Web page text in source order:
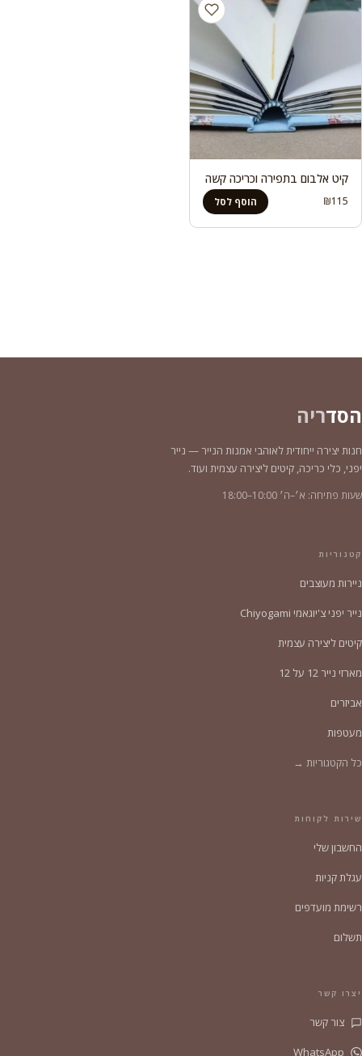
קיט אלבום בתפירה וכריכה קשה
₪115 הוסף לסל
הסדריה
חנות יצירה ייחודית לאוהבי אמנות הנייר — נייר
יפני, כלי כריכה, קיטים ליצירה עצמית ועוד.
שעות פתיחה: א׳–ה׳ 10:00–18:00
קטגוריות
ניירות מעוצבים
נייר יפני צ'יוגאמי Chiyogami
קיטים ליצירה עצמית
מארזי נייר 12 על 12
אביזרים
מעטפות
כל הקטגוריות →
שירות לקוחות
החשבון שלי
עגלת קניות
רשימת מועדפים
תשלום
יצרו קשר
צור קשר